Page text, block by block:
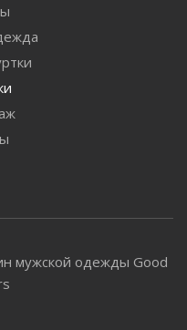
мужской одежды Good